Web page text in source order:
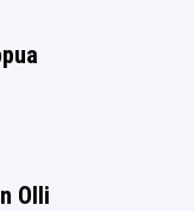
Olli